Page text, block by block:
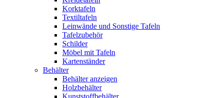
Korktafeln
Textiltafeln
Leinwände und Sonstige Tafeln
Tafelzubehör
Schilder
Möbel mit Tafeln
Kartenständer
Behälter
Behälter anzeigen
Holzbehälter
Kunststoffbehälter